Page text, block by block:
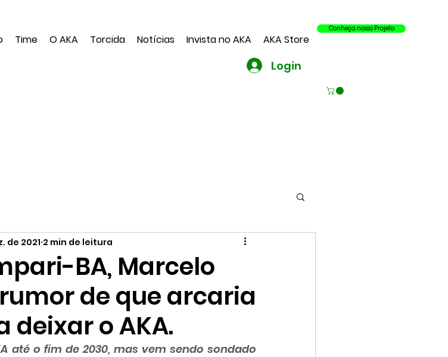
Time O AKA Torcida Notícias Invista no AKA AKA Store
Conheça nosso Projeto
Login
BA, Marcelo
de que arcaria
o AKA.
de 2021 2 min de leitura
até o fim de 2030, mas vem sendo sondado